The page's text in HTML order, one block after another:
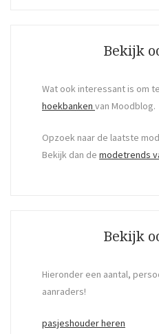
Bekijk
Wat ook interessant is om
hoekbanken van Moodblog.
Opzoek naar de laatste
Bekijk dan de modetrends
Bekijk
Hieronder een aantal,
aanraders!
pasjeshouder heren